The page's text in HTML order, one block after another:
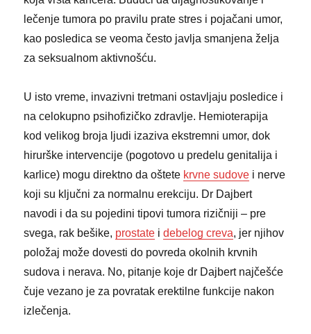
lečenje tumora po pravilu prate stres i pojačani umor,
kao posledica se veoma često javlja smanjena želja
za seksualnom aktivnošću.
U isto vreme, invazivni tretmani ostavljaju posledice i
na celokupno psihofizičko zdravlje. Hemioterapija
kod velikog broja ljudi izaziva ekstremni umor, dok
hirurške intervencije (pogotovo u predelu genitalija i
karlice) mogu direktno da oštete krvne sudove i nerve
koji su ključni za normalnu erekciju. Dr Dajbert
navodi i da su pojedini tipovi tumora rizičniji – pre
svega, rak bešike, prostate idebelog creva, jer njihov
položaj može dovesti do povreda okolnih krvnih
sudova i nerava. No, pitanje koje dr Dajbert najčešće
čuje vezano je za povratak erektilne funkcije nakon
izlečenja.